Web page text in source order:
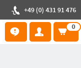
+49 (0) 431 91 476
0